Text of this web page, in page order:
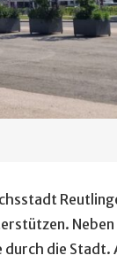
die Stadt.